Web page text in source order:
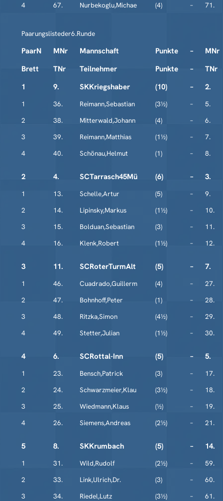
4
67. Nurbekoglu,Michae (4) – 71.
Paarungslisteder6.Runde
PaarN MNr Mannschaft Punkte –
MNr
Brett
TNr Teilnehmer Punkte –
TNr
1
9. SKKriegshaber (10) – 2.
1 36. Reimann,Sebastian (3½) –
5.
2
38. Mitterwald,Johann (4) –
6.
3
39. Reimann,Matthias (1½) –
7.
4
40. Schönau,Helmut (1) – 8.
2 4. SCTarrasch45Mü (6) – 3.
1 13. Schelle,Artur (5) –
9.
2
14. Lipinsky,Markus (1½) –
10.
3
15. Bolduan,Sebastian (3) –
11.
4
16. Klenk,Robert (1½) – 12.
3 11. SCRoterTurmAlt (5) – 7.
1 46. Cuadrado,Guillerm (4) –
27.
2
47. Bohnhoff,Peter (1) –
28.
3
48. Ritzka,Simon (4½) –
29.
4
49. Stetter,Julian (1½) – 30.
4 6. SCRottal-Inn (5) – 5.
1 23. Bensch,Patrick (3) –
17.
2
24. Schwarzmeier,Klau (3½) –
18.
3
25. Wiedmann,Klaus (½) –
19.
4
26. Siemens,Andreas (2½) – 21.
5 8. SKKrumbach (5) – 14.
1 31. Wild,Rudolf (2½) –
59.
2
33. Link,Ulrich,Dr. (3) –
60.
3
34. Riedel,Lutz (3½) –
61.